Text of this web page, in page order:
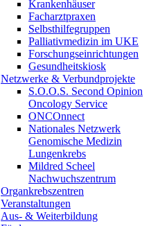
Krankenhäuser
Facharztpraxen
Selbsthilfegruppen
Palliativmedizin im UKE
Forschungseinrichtungen
Gesundheitskiosk
Netzwerke & Verbundprojekte
S.O.O.S. Second Opinion
Oncology Service
ONCOnnect
Nationales Netzwerk
Genomische Medizin
Lungenkrebs
Mildred Scheel
Nachwuchszentrum
Organkrebszentren
Veranstaltungen
Aus- & Weiterbildung